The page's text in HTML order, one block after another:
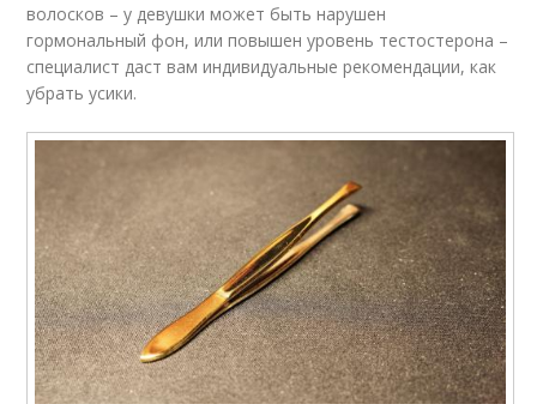
волосков – у девушки может быть нарушен
гормональный фон, или повышен уровень тестостерона –
специалист даст вам индивидуальные рекомендации, как
убрать усики.